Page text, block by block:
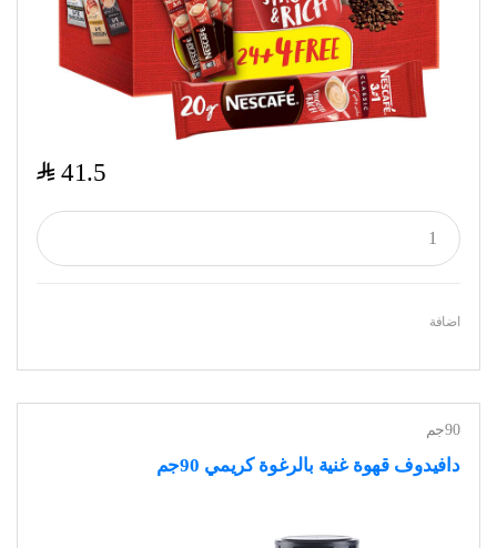
41.5
$
اضافة
90جم
دافيدوف قهوة غنية بالرغوة كريمي 90جم